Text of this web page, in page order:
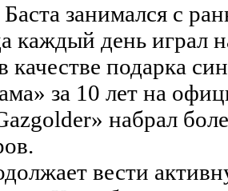
занимался с
каждый день играл
качестве подарка
за 10 лет на
набрал
вести